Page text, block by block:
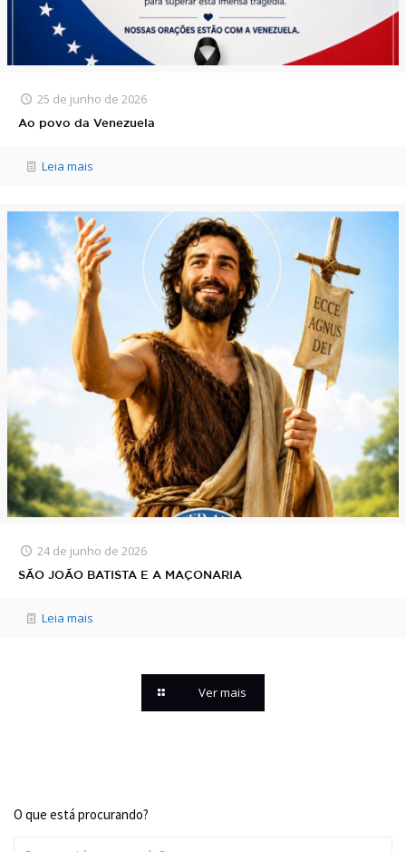
25 de junho de 2026
Ao povo da Venezuela
Leia mais
24 de junho de 2026
SÃO JOÃO BATISTA E A MAÇONARIA
Leia mais
Ver mais
O que está procurando?